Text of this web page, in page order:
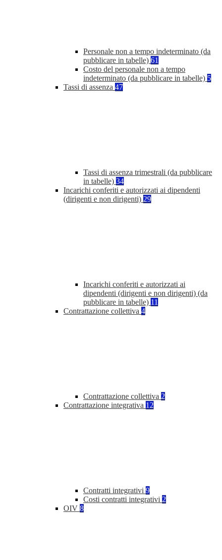
Personale non a tempo indeterminato (da
pubblicare in tabelle) 61
Costo del personale non a tempo
indeterminato (da pubblicare in tabelle) 5
Tassi di assenza 47
Tassi di assenza trimestrali (da pubblicare
in tabelle) 34
Incarichi conferiti e autorizzati ai dipendenti
(dirigenti e non dirigenti) 29
Incarichi conferiti e autorizzati ai
dipendenti (dirigenti e non dirigenti) (da
pubblicare in tabelle) 11
Contrattazione collettiva 4
Contrattazione collettiva 2
Contrattazione integrativa 12
Contratti integrativi 9
Costi contratti integrativi 2
OIV 8